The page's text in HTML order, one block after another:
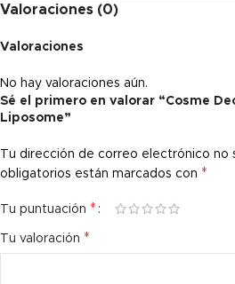
Valoraciones (0)
Valoraciones
No hay valoraciones aún.
Sé el primero en valorar “Cosme
Liposome”
Tu dirección de correo electrónico no
obligatorios están marcados con *
Tu puntuación *
Tu valoración *